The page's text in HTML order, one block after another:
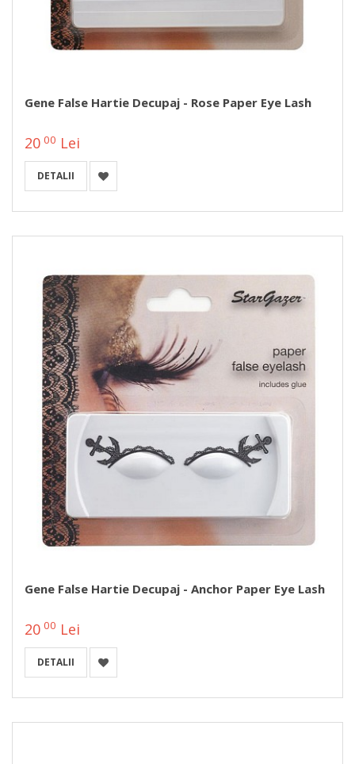
Gene False Hartie Decupaj - Rose Paper Eye Lash
20 00 Lei
DETALII
Gene False Hartie Decupaj - Anchor Paper Eye Lash
20 00 Lei
DETALII